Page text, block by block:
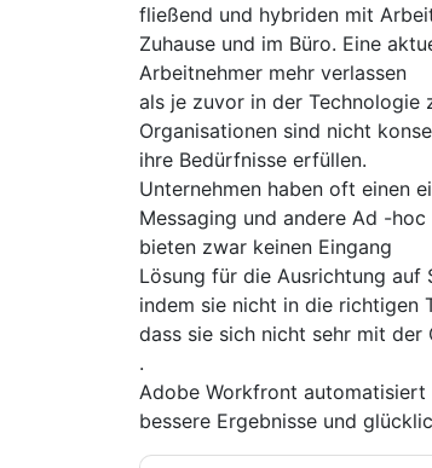
fließend und hybriden mit
Zuhause und im Büro. Eine
Arbeitnehmer mehr verlassen
als je zuvor in der Technologie
Organisationen sind nicht
ihre Bedürfnisse erfüllen.
Unternehmen haben oft einen
Messaging und andere Ad -
bieten zwar keinen Eingang
Lösung für die Ausrichtung auf
indem sie nicht in die richtigen
dass sie sich nicht sehr mit
.
Adobe Workfront
bessere Ergebnisse und